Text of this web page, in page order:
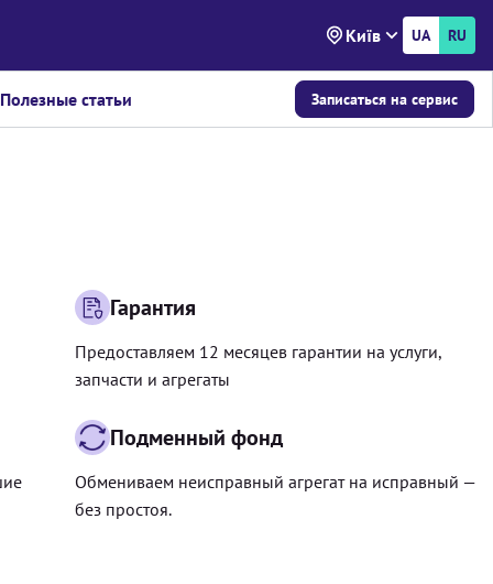
Київ UA RU
Полезные статьи Записаться на сервис
Гарантия
Предоставляем 12 месяцев гарантии на услуги,
запчасти и агрегаты
Подменный фонд
Обмениваем неисправный агрегат на исправный —
без простоя.